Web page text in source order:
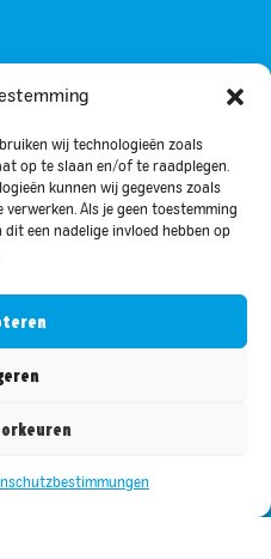
wij technologieën zoals
op te slaan en/of te raadplegen.
kunnen wij gegevens zoals
Als je geen toestemming
een nadelige invloed hebben op
die besten Angebote
ein, um die neuesten